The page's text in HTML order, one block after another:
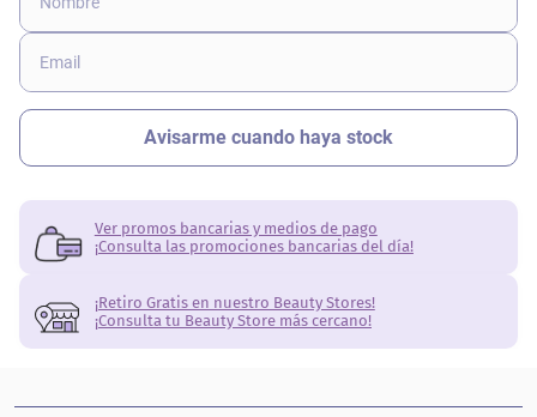
Ver promos bancarias y medios de pago
¡Consulta las promociones bancarias del día!
¡Retiro Gratis en nuestro Beauty Stores!
¡Consulta tu Beauty Store más cercano!